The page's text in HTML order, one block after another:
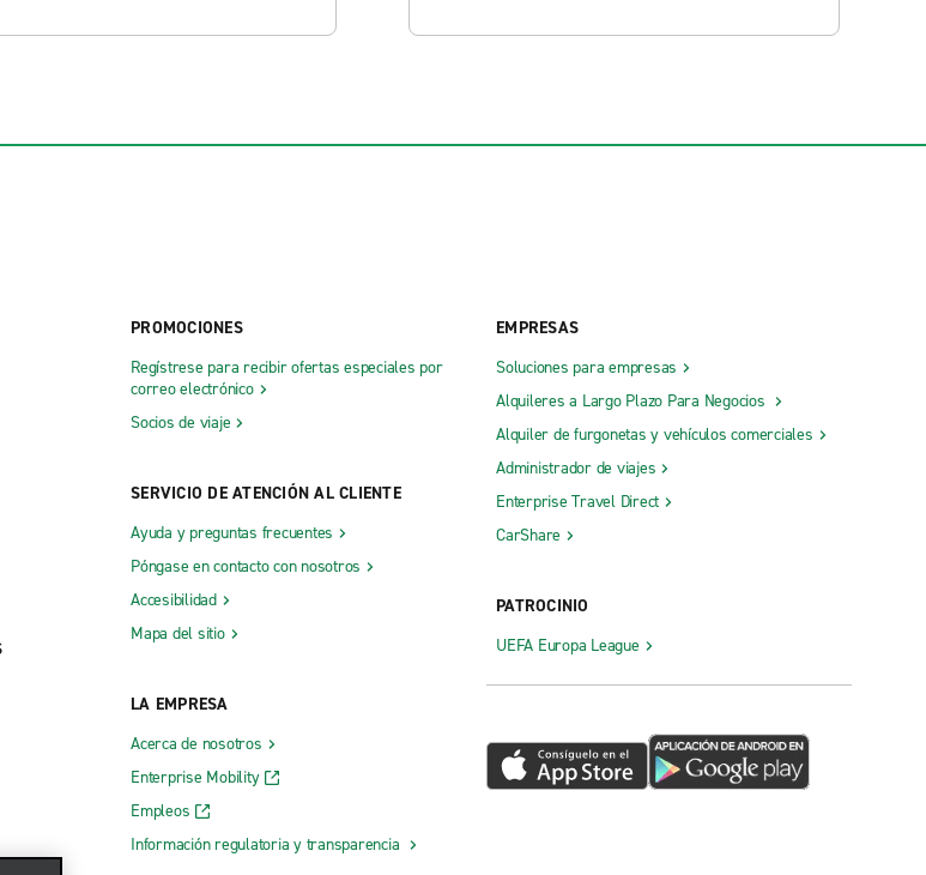
PROMOCIONES
Regístrese para recibir ofertas especiales por
correo electrónico
Socios de viaje
SERVICIO DE ATENCIÓN AL CLIENTE
Ayuda y preguntas frecuentes
Póngase en contacto con nosotros
Accesibilidad
Mapa del sitio
LA EMPRESA
Acerca de nosotros
Enterprise Mobility
Empleos
Información regulatoria y transparencia
EMPRESAS
Soluciones para empresas
Alquileres a Largo Plazo Para Negocios
Alquiler de furgonetas y vehículos comerciales
Administrador de viajes
Enterprise Travel Direct
CarShare
PATROCINIO
UEFA Europa League